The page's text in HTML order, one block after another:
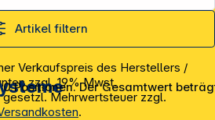
Positionen. Der Gesamtwert
Artikel filtern
Verkaufspreis des Herstellers /
zzgl. 19% Mwst.
Mehrwertsteuer zzgl.
.